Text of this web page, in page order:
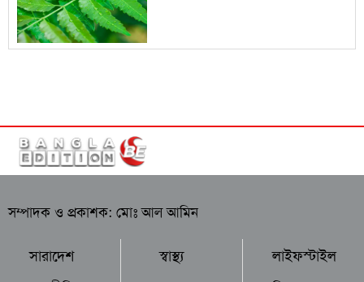
সম্পাদক ও প্রকাশক: মোঃ আল আমিন
সারাদেশ
স্বাস্থ্য
লাইফস্টাইল